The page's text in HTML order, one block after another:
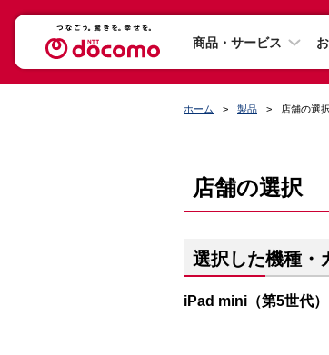
商品・サービス
ホーム 製品 店舗の選択
店舗の選択
選択した機種・
iPad mini（第5世代